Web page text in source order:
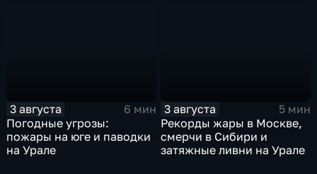
3 августа
6 мин
Погодные угрозы:
пожары на юге и паводки
на Урале
3 августа
5 мин
Рекорды жары в Москве,
смерчи в Сибири и
затяжные ливни на Урале